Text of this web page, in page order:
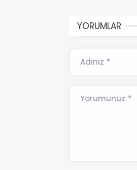
YORUMLAR
Adınız *
Yorumunuz *